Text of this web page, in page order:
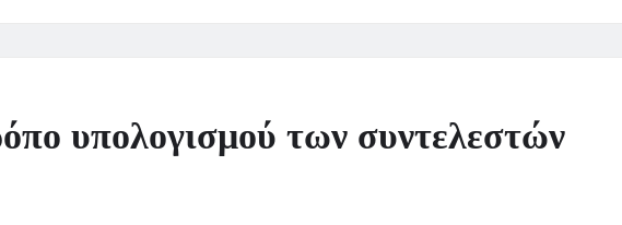
υπολογισμού των συντελεστών